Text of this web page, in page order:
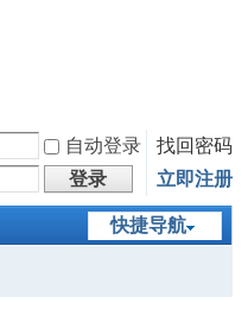
自动登录
找回密码
登录 立即注册
快捷导航